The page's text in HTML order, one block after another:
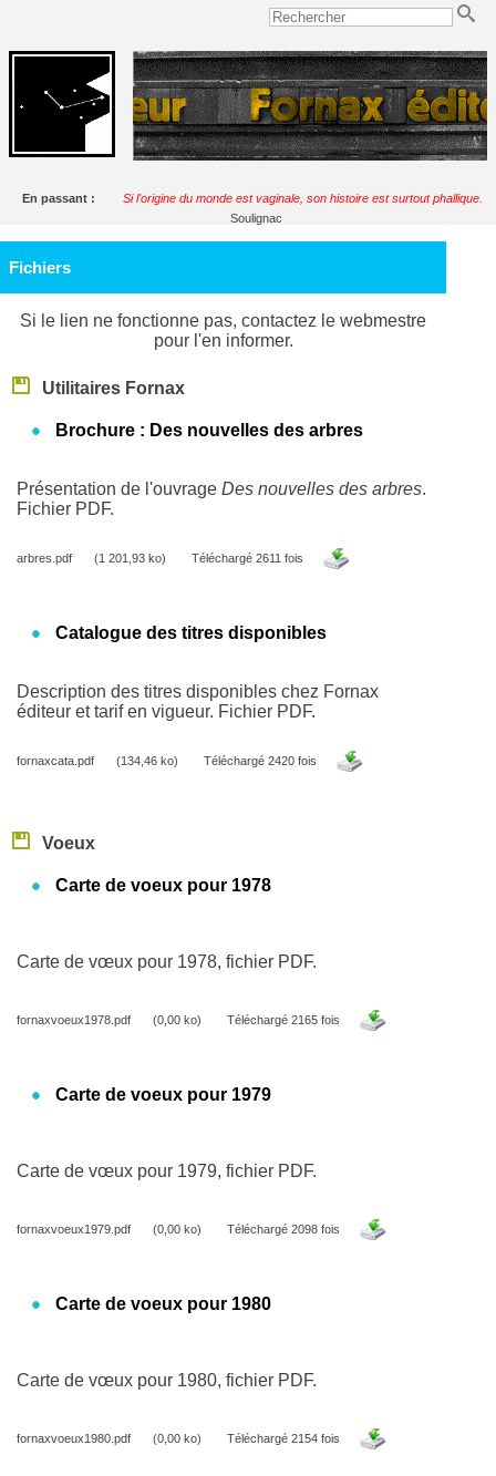
En passant :
Si l'origine du monde est vaginale, son histoire est surtout phallique.
Soulignac
Fichiers
Si le lien ne fonctionne pas, contactez le webmestre
pour l'en informer.
Utilitaires Fornax
Brochure : Des nouvelles des arbres
Présentation de l'ouvrageDes nouvelles des arbres.
Fichier PDF.
arbres.pdf (1 201,93 ko) Téléchargé 2611 fois
Catalogue des titres disponibles
Description des titres disponibles chez Fornax
éditeur et tarif en vigueur. Fichier PDF.
fornaxcata.pdf (134,46 ko) Téléchargé 2420 fois
Voeux
Carte de voeux pour 1978
Carte de vœux pour 1978, fichier PDF.
fornaxvoeux1978.pdf (0,00 ko) Téléchargé 2165 fois
Carte de voeux pour 1979
Carte de vœux pour 1979, fichier PDF.
fornaxvoeux1979.pdf (0,00 ko) Téléchargé 2098 fois
Carte de voeux pour 1980
Carte de vœux pour 1980, fichier PDF.
fornaxvoeux1980.pdf (0,00 ko) Téléchargé 2154 fois